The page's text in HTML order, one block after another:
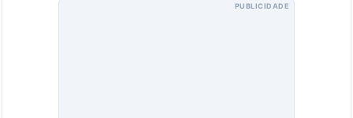
PUBLICIDADE